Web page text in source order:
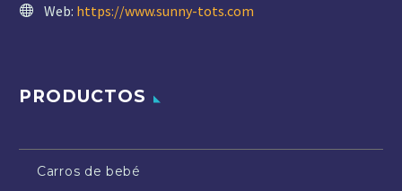
Web: https://www.sunny-tots.com
PRODUCTOS
Carros de bebé